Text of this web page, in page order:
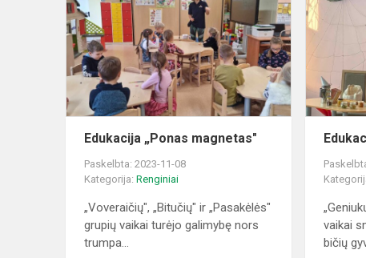
magnetas"
Edukacija „Ponas magnetas"
Paskelbta: 2023-11-08
Kategorija: Renginiai
„Voveraičių", „Bitučių" ir „Pasakėlės"
grupių vaikai turėjo galimybę nors
trumpa...
vaikai
bičių